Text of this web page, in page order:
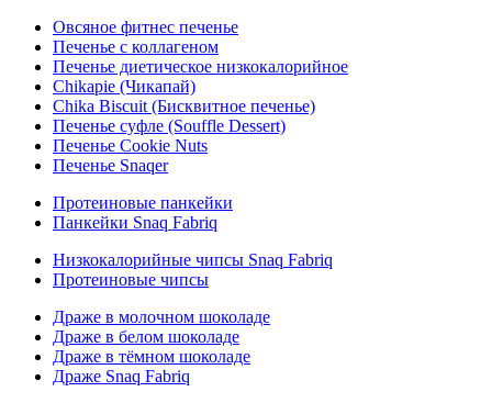
Овсяное фитнес печенье
Печенье с коллагеном
Печенье диетическое низкокалорийное
Chikapie (Чикапай)
Chika Biscuit (Бисквитное печенье)
Печенье суфле (Souffle Dessert)
Печенье Cookie Nuts
Печенье Snaqer
Протеиновые панкейки
Панкейки Snaq Fabriq
Низкокалорийные чипсы Snaq Fabriq
Протеиновые чипсы
Драже в молочном шоколаде
Драже в белом шоколаде
Драже в тёмном шоколаде
Драже Snaq Fabriq